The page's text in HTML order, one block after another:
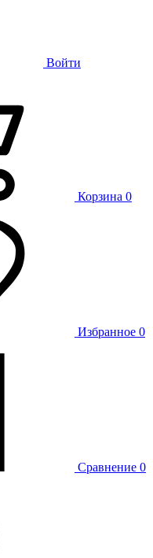
Войти
Корзина 0
Избранное 0
Сравнение 0